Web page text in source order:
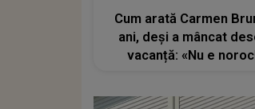
Cum arată Carmen
ani, deși a mâncat
vacanță: «Nu e